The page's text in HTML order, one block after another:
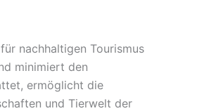
nachhaltigen Tourismus
minimiert den
ermöglicht die
und Tierwelt der